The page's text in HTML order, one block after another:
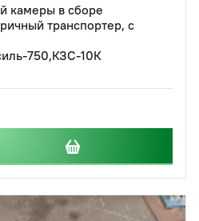
камеры в сборе
транспортер, с
750,КЗС-10К